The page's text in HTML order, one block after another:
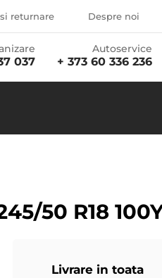
returnare Despre noi
037
Autoservice
+ 373 60 336 236
50 R18
Livrare in toata